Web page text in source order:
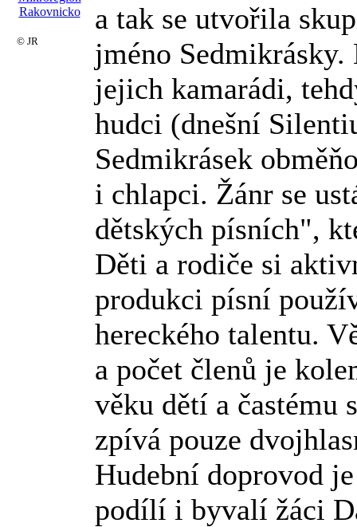
© JR
a tak se utvořila
jméno
jejich kamarádi,
hudci (dnešní
Sedmikrásek
i chlapci. Žánr se
dětských písních",
Děti a rodiče si
produkci písní
hereckého talentu.
a počet členů je
věku dětí a častému
zpívá pouze
Hudební doprovod
podílí i byvalí žáci